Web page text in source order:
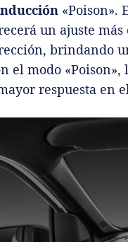
«Poison».
un ajuste
brindando
el modo
respuesta en